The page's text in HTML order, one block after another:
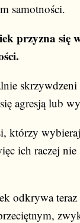
samotności.
przyzna się
agresją lub
którzy
ich raczej
odkrywa